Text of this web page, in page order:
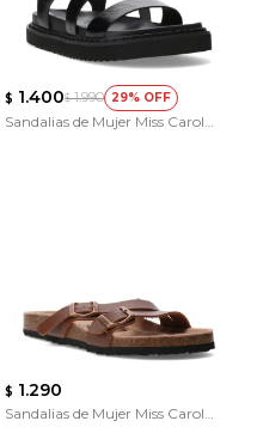
$ 1.400$ 1.990 29
Sandalias de Mujer Miss Carol
$ 1.290
Sandalias de Mujer Miss Carol